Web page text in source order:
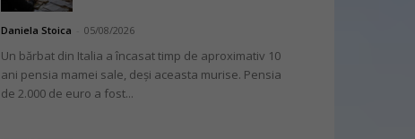
Daniela Stoica 05/08/2026
Un bărbat din Italia a încasat timp de aproximativ 10
ani pensia mamei sale, deși aceasta murise. Pensia
de 2.000 de euro a fost...